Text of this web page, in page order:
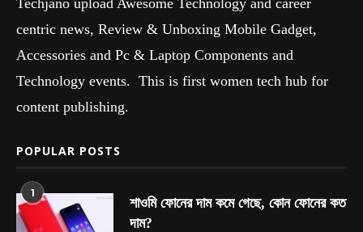
centric news, Review & Unboxing Mobile Gadget,
Accessories and Pc & Laptop Components and
Technology events. This is first women tech hub for
content publishing.
POPULAR POSTS
1
শাওমি ফোনের দাম কমে গেছে, কোন ফোনের কত
দাম?